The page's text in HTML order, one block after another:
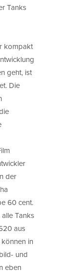
Tanks
kompakt
geht, ist
Die
der
60 cent.
Tanks
aus
in
und
eben